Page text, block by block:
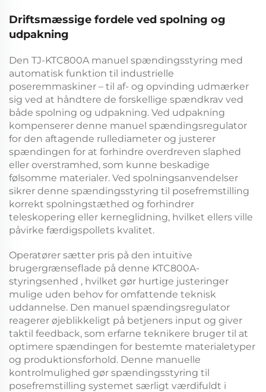
Driftsmæssige fordele ved spolning og
udpakning
Den TJ-KTC800A manuel spændingsstyring med
automatisk funktion til industrielle
poseremmaskiner – til af- og opvinding udmærker
sig ved at håndtere de forskellige spændkrav ved
både spolning og udpakning. Ved udpakning
kompenserer denne manuel spændingsregulator
for den aftagende rullediameter og justerer
spændingen for at forhindre overdreven slaphed
eller overstramhed, som kunne beskadige
følsomme materialer. Ved spolningsanvendelser
sikrer denne spændingsstyring til posefremstilling
korrekt spolningstæthed og forhindrer
teleskopering eller kerneglidning, hvilket ellers ville
påvirke færdigspollets kvalitet.
Operatører sætter pris på den intuitive
brugergrænseflade på denne KTC800A-
styringsenhed , hvilket gør hurtige justeringer
mulige uden behov for omfattende teknisk
uddannelse. Den manuel spændingsregulator
reagerer øjeblikkeligt på betjeners input og giver
taktil feedback, som erfarne teknikere bruger til at
optimere spændingen for bestemte materialetyper
og produktionsforhold. Denne manuelle
kontrolmulighed gør spændingsstyring til
posefremstilling systemet særligt værdifuldt i